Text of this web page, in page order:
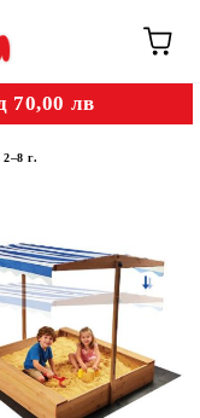
70,00 лв
г.